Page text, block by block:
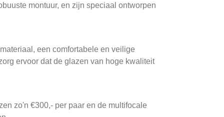
montuur, en zijn speciaal ontworpen
een comfortabele en veilige
ervoor dat de glazen van hoge kwaliteit
zo'n €300,- per paar en de multifocale